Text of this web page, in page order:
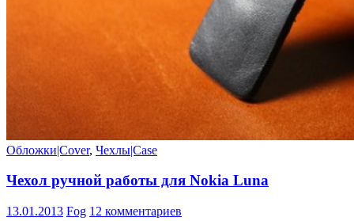
Обложки|Cover, Чехлы|Case
Чехол ручной работы для Nokia Luna
13.01.2013 Fog 12 комментариев